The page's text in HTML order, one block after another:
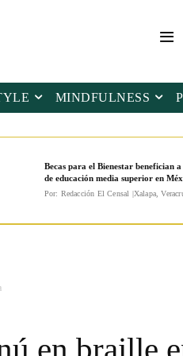
MINDFULNESS
Becas para el Bienestar benefician
de educación media superior en
Por: Redacción El Censal |Xalapa,
en braille